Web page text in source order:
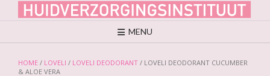
MENU
HOME / LOVELI / LOVELI DEODORANT / LOVELI DEODORANT CUCUMBER
& ALOE VERA